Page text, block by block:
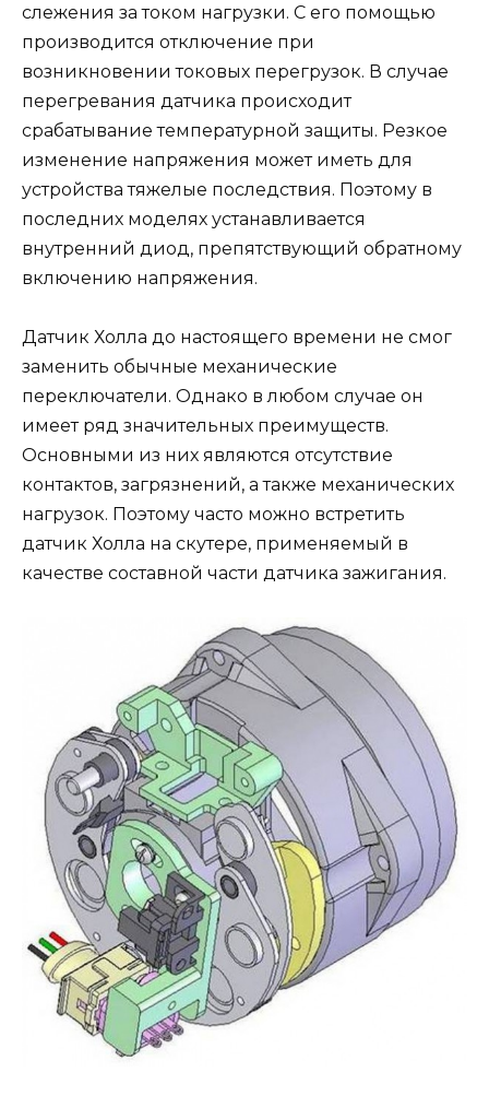
слежения за током нагрузки. С его помощью
производится отключение при
возникновении токовых перегрузок. В случае
перегревания датчика происходит
срабатывание температурной защиты. Резкое
изменение напряжения может иметь для
устройства тяжелые последствия. Поэтому в
последних моделях устанавливается
внутренний диод, препятствующий обратному
включению напряжения.
Датчик Холла до настоящего времени не смог
заменить обычные механические
переключатели. Однако в любом случае он
имеет ряд значительных преимуществ.
Основными из них являются отсутствие
контактов, загрязнений, а также механических
нагрузок. Поэтому часто можно встретить
датчик Холла на скутере, применяемый в
качестве составной части датчика зажигания.